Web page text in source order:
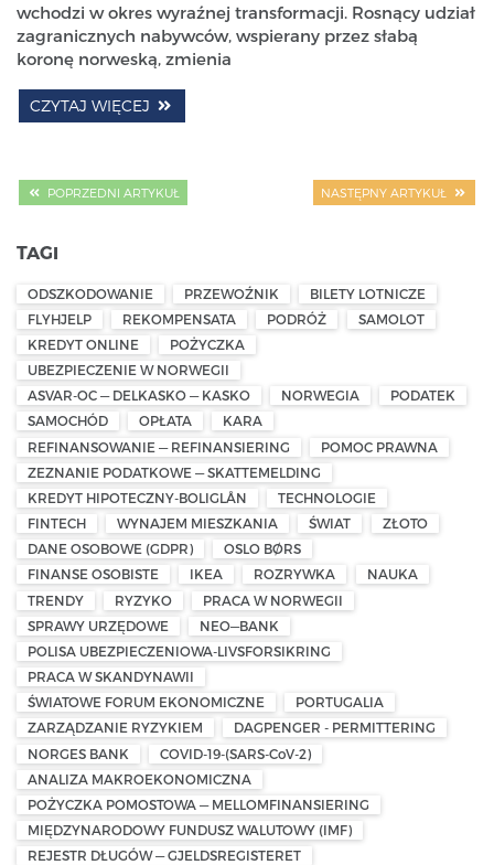
wchodzi w okres wyraźnej transformacji. Rosnący udział
zagranicznych nabywców, wspierany przez słabą
koronę norweską, zmienia
CZYTAJ WIĘCEJ
POPRZEDNI ARTYKUŁ NASTĘPNY ARTYKUŁ
TAGI
ODSZKODOWANIE PRZEWOŹNIK
BILETY LOTNICZE
FLYHJELP
REKOMPENSATA PODRÓŻ
SAMOLOT
KREDYT ONLINE
POŻYCZKA
UBEZPIECZENIE W NORWEGII
ASVAR-OC — DELKASKO — KASKO
NORWEGIA
PODATEK
SAMOCHÓD
OPŁATA
KARA
REFINANSOWANIE — REFINANSIERING
POMOC PRAWNA
ZEZNANIE PODATKOWE — SKATTEMELDING
KREDYT HIPOTECZNY-BOLIGLÅN
TECHNOLOGIE
FINTECH
WYNAJEM MIESZKANIA ŚWIAT
ZŁOTO
DANE OSOBOWE (GDPR)
OSLO BØRS
FINANSE OSOBISTE
IKEA ROZRYWKA
NAUKA
TRENDY
RYZYKO
PRACA W NORWEGII
SPRAWY URZĘDOWE
NEO—BANK
POLISA UBEZPIECZENIOWA-LIVSFORSIKRING
PRACA W SKANDYNAWII
ŚWIATOWE FORUM EKONOMICZNE
PORTUGALIA
ZARZĄDZANIE RYZYKIEM
DAGPENGER - PERMITTERING
NORGES BANK
COVID-19-(SARS-CoV-2)
ANALIZA MAKROEKONOMICZNA
POŻYCZKA POMOSTOWA — MELLOMFINANSIERING
MIĘDZYNARODOWY FUNDUSZ WALUTOWY (IMF)
REJESTR DŁUGÓW — GJELDSREGISTERET